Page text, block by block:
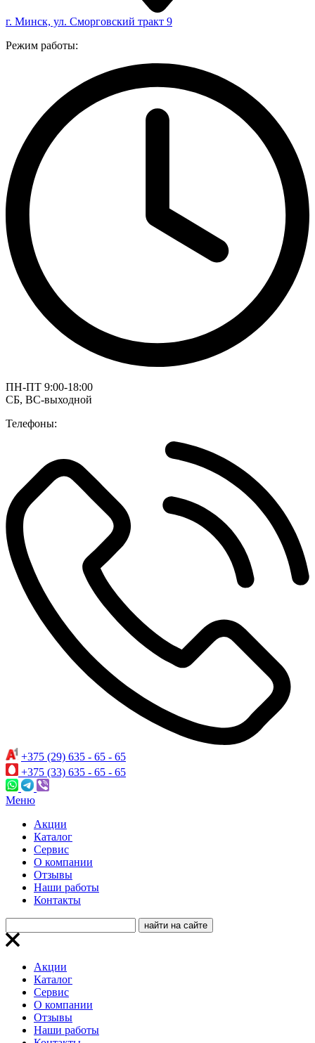
г. Минск, ул. Сморговский тракт 9
Режим работы:
ПН-ПТ 9:00-18:00
СБ, ВС-выходной
Телефоны:
+375 (29) 635 - 65 - 65
+375 (33) 635 - 65 - 65
Меню
Акции
Каталог
Сервис
О компании
Отзывы
Наши работы
Контакты
Акции
Каталог
Сервис
О компании
Отзывы
Наши работы